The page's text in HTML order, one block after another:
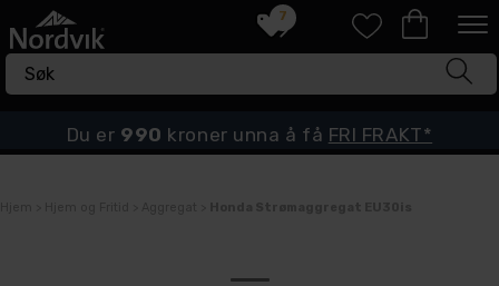
7
Du er 990 kroner unna å få FRI FRAKT*